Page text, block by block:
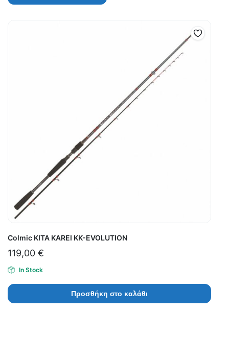
Colmic KITA KAREI KK-EVOLUTION
119,00 €
In Stock
Προσθήκη στο καλάθι